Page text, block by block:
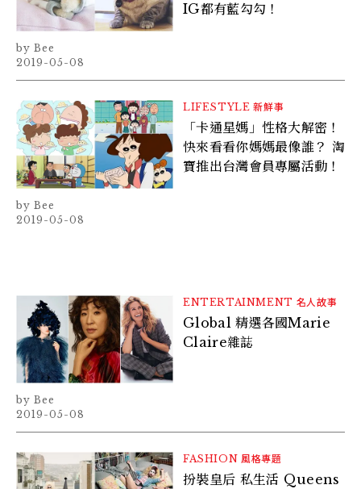
IG都有藍勾勾！
Bee
2019-05-08
LIFESTYLE 新鮮事
「卡通星媽」性格大解密！
快來看看你媽媽最像誰？ 淘
寶推出台灣會員專屬活動！
Bee
2019-05-08
ENTERTAINMENT 名人故事
Global 精選各國Marie
Claire雜誌
Bee
2019-05-08
FASHION 風格專題
扮裝皇后 私生活 Queens